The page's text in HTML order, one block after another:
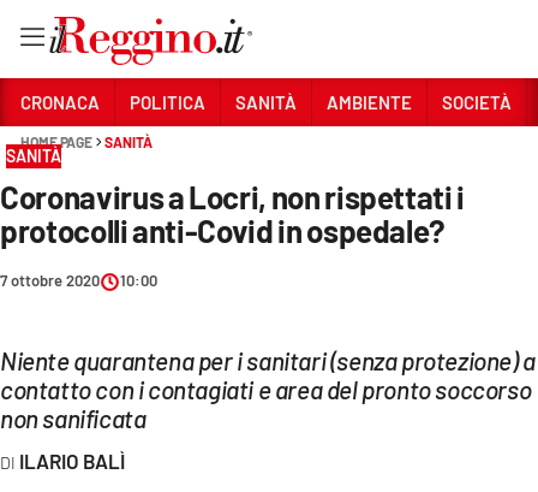
Sezioni
CRONACA
AMBIENTE
SOCIETÀ
CULTURA
CRONACA POLITICA SANITÀ AMBIENTE SOCIETÀ
HOME PAGE SANITÀ
SANITÀ
Coronavirus a Locri, non rispettati i
protocolli anti-Covid in ospedale?
7 ottobre 2020 10:00
Niente quarantena per i sanitari (senza protezione) a
contatto con i contagiati e area del pronto soccorso
non sanificata
ILARIO BALÌ